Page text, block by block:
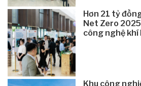
Hơn 21 tỷ
Net Zero
công nghệ khí
Khu công